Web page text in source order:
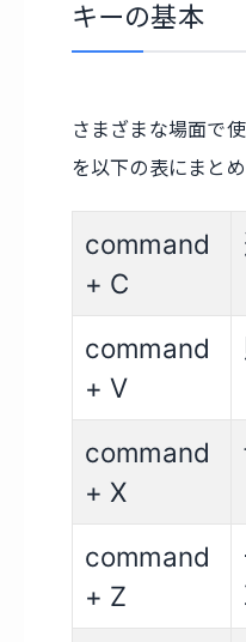
キーの基本
さまざまな場面で
を以下の表にまとめ
command
+ C
command
+ V
command
+ X
command
+ Z